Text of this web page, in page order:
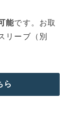
能です。お取
リーブ（別
ら